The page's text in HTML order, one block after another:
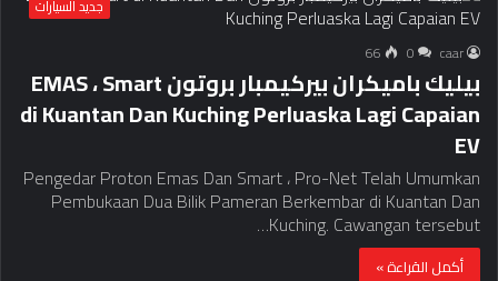
جديد السيارات
caar
0
66
بيليك باميكران بيركيمبار بروتون EMAS ، Smart
di Kuantan Dan Kuching Perluaska Lagi Capaian
EV
Pengedar Proton Emas Dan Smart ، Pro-Net Telah Umumkan
Pembukaan Dua Bilik Pameran Berkembar di Kuantan Dan
Kuching. Cawangan tersebut…
أكمل القراءة »